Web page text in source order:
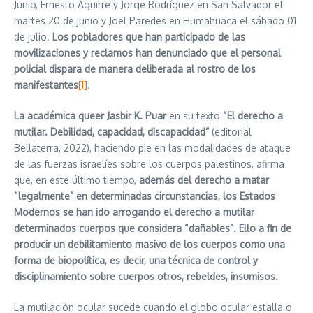
Junio, Ernesto Aguirre y Jorge Rodríguez en San Salvador el
martes 20 de junio y Joel Paredes en Humahuaca el sábado 01
de julio. Los pobladores que han participado de las
movilizaciones y reclamos han denunciado que el personal
policial dispara de manera deliberada al rostro de los
manifestantes[1].
La académica queer Jasbir K. Puar en su texto “El derecho a
mutilar. Debilidad, capacidad, discapacidad” (editorial
Bellaterra, 2022), haciendo pie en las modalidades de ataque
de las fuerzas israelíes sobre los cuerpos palestinos, afirma
que, en este último tiempo, además del derecho a matar
“legalmente” en determinadas circunstancias, los Estados
Modernos se han ido arrogando el derecho a mutilar
determinados cuerpos que considera “dañables”. Ello a fin de
producir un debilitamiento masivo de los cuerpos como una
forma de biopolítica, es decir, una técnica de control y
disciplinamiento sobre cuerpos otros, rebeldes, insumisos.
La mutilación ocular sucede cuando el globo ocular estalla o